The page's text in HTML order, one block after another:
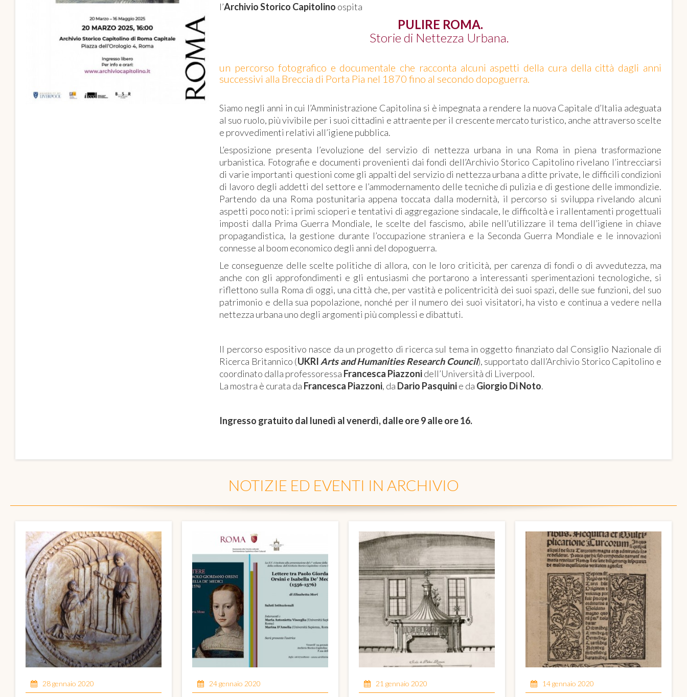
l’Archivio Storico Capitolino ospita
PULIRE ROMA.
Storie di Nettezza Urbana.
un percorso fotografico e documentale che racconta alcuni aspetti della cura della città dagli anni
successivi alla Breccia di Porta Pia nel 1870 fino al secondo dopoguerra.
Siamo negli anni in cui l’Amministrazione Capitolina si è impegnata a rendere la nuova Capitale d’Italia adeguata
al suo ruolo, più vivibile per i suoi cittadini e attraente per il crescente mercato turistico, anche attraverso scelte
e provvedimenti relativi all’igiene pubblica.
L’esposizione presenta l’evoluzione del servizio di nettezza urbana in una Roma in piena trasformazione
urbanistica. Fotografie e documenti provenienti dai fondi dell’Archivio Storico Capitolino rivelano l’intrecciarsi
di varie importanti questioni come gli appalti del servizio di nettezza urbana a ditte private, le difficili condizioni
di lavoro degli addetti del settore e l’ammodernamento delle tecniche di pulizia e di gestione delle immondizie.
Partendo da una Roma postunitaria appena toccata dalla modernità, il percorso si sviluppa rivelando alcuni
aspetti poco noti: i primi scioperi e tentativi di aggregazione sindacale, le difficoltà e i rallentamenti progettuali
imposti dalla Prima Guerra Mondiale, le scelte del fascismo, abile nell’utilizzare il tema dell’igiene in chiave
propagandistica, la gestione durante l’occupazione straniera e la Seconda Guerra Mondiale e le innovazioni
connesse al boom economico degli anni del dopoguerra.
Le conseguenze delle scelte politiche di allora, con le loro criticità, per carenza di fondi o di avvedutezza, ma
anche con gli approfondimenti e gli entusiasmi che portarono a interessanti sperimentazioni tecnologiche, si
riflettono sulla Roma di oggi, una città che, per vastità e policentricità dei suoi spazi, delle sue funzioni, del suo
patrimonio e della sua popolazione, nonché per il numero dei suoi visitatori, ha visto e continua a vedere nella
nettezza urbana uno degli argomenti più complessi e dibattuti.
Il percorso espositivo nasce da un progetto di ricerca sul tema in oggetto finanziato dal Consiglio Nazionale di
Ricerca Britannico (UKRI Arts and Humanities Research Council), supportato dall’Archivio Storico Capitolino e
coordinato dalla professoressa Francesca Piazzonidell’Università di Liverpool.
La mostra è curata da Francesca Piazzoni, da Dario Pasquinie da Giorgio Di Noto.
Ingresso gratuito dal lunedì al venerdì, dalle ore 9 alle ore 16.
NOTIZIE ED EVENTI IN ARCHIVIO
28 gennaio 2020 24 gennaio 2020 21 gennaio 2020 14 gennaio 2020